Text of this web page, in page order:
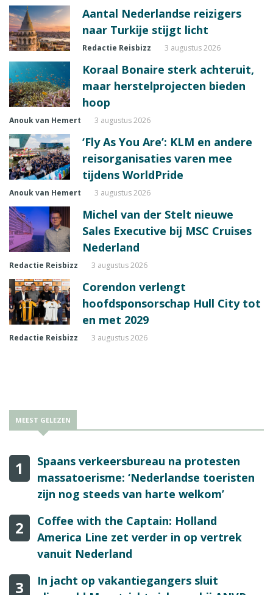
Aantal Nederlandse reizigers
naar Turkije stijgt licht
Redactie Reisbizz 3 augustus 2026
Koraal Bonaire sterk achteruit,
maar herstelprojecten bieden
hoop
Anouk van Hemert 3 augustus 2026
‘Fly As You Are’: KLM en andere
reisorganisaties varen mee
tijdens WorldPride
Anouk van Hemert 3 augustus 2026
Michel van der Stelt nieuwe
Sales Executive bij MSC Cruises
Nederland
Redactie Reisbizz 3 augustus 2026
Corendon verlengt
hoofdsponsorschap Hull City tot
en met 2029
Redactie Reisbizz 3 augustus 2026
MEEST GELEZEN
1
Spaans verkeersbureau na protesten
massatoerisme: ‘Nederlandse toeristen
zijn nog steeds van harte welkom’
2
Coffee with the Captain: Holland
America Line zet verder in op vertrek
vanuit Nederland
3
In jacht op vakantiegangers sluit